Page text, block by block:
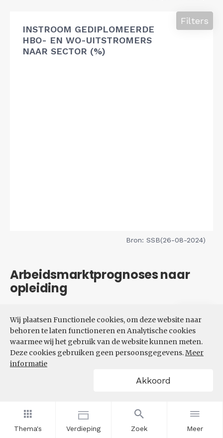
Thema's Verdieping Zoek Meer
Wij plaatsen Functionele cookies, om deze website naar
behoren te laten functioneren en Analytische cookies
waarmee wij het gebruik van de website kunnen meten.
Deze cookies gebruiken geen persoonsgegevens.Meer
informatie
Akkoord
INSTROOM GEDIPLOMEERDE
HBO- EN WO-UITSTROMERS
NAAR SECTOR (%)
Filters
Bron: SSB(26-08-2024)
Arbeidsmarktprognoses naar
opleiding
VERWACHTE UITBREIDINGS-
EN VERVANGINGSVRAAG NAAR
OPLEIDINGSNIVEAU
Filters